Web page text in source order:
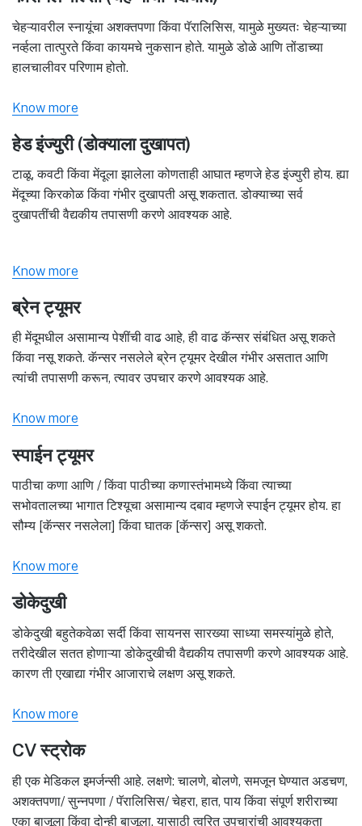
चेहऱ्यावरील स्नायूंचा अशक्तपणा किंवा पॅरालिसिस, यामुळे मुख्यतः चेहऱ्याच्या
नर्व्हला तात्पुरते किंवा कायमचे नुकसान होते. यामुळे डोळे आणि तोंडाच्या
हालचालीवर परिणाम होतो.
Know more
हेड इंज्युरी (डोक्याला दुखापत)
टाळू, कवटी किंवा मेंदूला झालेला कोणताही आघात म्हणजे हेड इंज्युरी होय. ह्या
मेंदूच्या किरकोळ किंवा गंभीर दुखापती असू शकतात. डोक्याच्या सर्व
दुखापतींची वैद्यकीय तपासणी करणे आवश्यक आहे.
Know more
ब्रेन ट्यूमर
ही मेंदूमधील असामान्य पेशींची वाढ आहे, ही वाढ कॅन्सर संबंधित असू शकते
किंवा नसू शकते. कॅन्सर नसलेले ब्रेन ट्यूमर देखील गंभीर असतात आणि
त्यांची तपासणी करून, त्यावर उपचार करणे आवश्यक आहे.
Know more
स्पाईन ट्यूमर
पाठीचा कणा आणि / किंवा पाठीच्या कणास्तंभामध्ये किंवा त्याच्या
सभोवतालच्या भागात टिश्यूचा असामान्य दबाव म्हणजे स्पाईन ट्यूमर होय. हा
सौम्य [कॅन्सर नसलेला] किंवा घातक [कॅन्सर] असू शकतो.
Know more
डोकेदुखी
डोकेदुखी बहुतेकवेळा सर्दी किंवा सायनस सारख्या साध्या समस्यांमुळे होते,
तरीदेखील सतत होणाऱ्या डोकेदुखीची वैद्यकीय तपासणी करणे आवश्यक आहे.
कारण ती एखाद्या गंभीर आजाराचे लक्षण असू शकते.
Know more
CV स्ट्रोक
ही एक मेडिकल इमर्जन्सी आहे. लक्षणे: चालणे, बोलणे, समजून घेण्यात अडचण,
अशक्तपणा/ सुन्नपणा / पॅरालिसिस/ चेहरा, हात, पाय किंवा संपूर्ण शरीराच्या
एका बाजूला किंवा दोन्ही बाजूला. यासाठी त्वरित उपचारांची आवश्यकता